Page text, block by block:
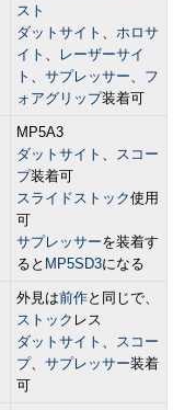
スト
ダットサイト 、 ホロサ
イト 、
レーザーサイ
ト 、 サプレッサー、 フ
ォアグリップ装着可
MP5A3
ダットサイト 、 スコー
プ装着可
スライドストック使用
可
サプレッサーを装着す
ると MP5SD3になる
外見は前作と同じで、
ストック レス
ダットサイト 、 スコー
プ、 サプレッサー装着
可